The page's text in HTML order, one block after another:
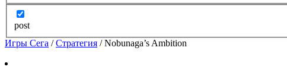
post
Игры Сега /Стратегия /Nobunaga’s Ambition